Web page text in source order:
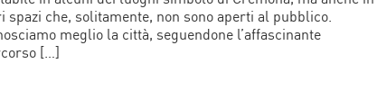
spazi che, solitamente, non sono aperti al pubblico.
meglio la città, seguendone l’affascinante
[…]